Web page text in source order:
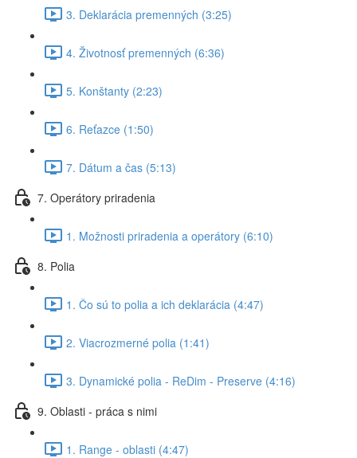
3. Deklarácia premenných (3:25)
4. Životnosť premenných (6:36)
5. Konštanty (2:23)
6. Reťazce (1:50)
7. Dátum a čas (5:13)
7. Operátory priradenia
1. Možnosti priradenia a operátory (6:10)
8. Polia
1. Čo sú to polia a ich deklarácia (4:47)
2. Viacrozmerné polia (1:41)
3. Dynamické polia - ReDim - Preserve (4:16)
9. Oblasti - práca s nimi
1. Range - oblasti (4:47)